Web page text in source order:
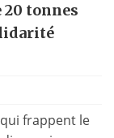
20 tonnes
frappent le